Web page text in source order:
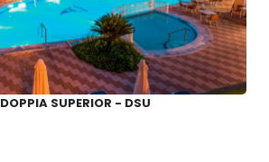
DOPPIA SUPERIOR - DSU